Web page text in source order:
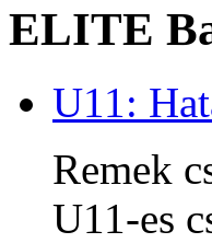
ELITE
U11:
Remek
U11-es